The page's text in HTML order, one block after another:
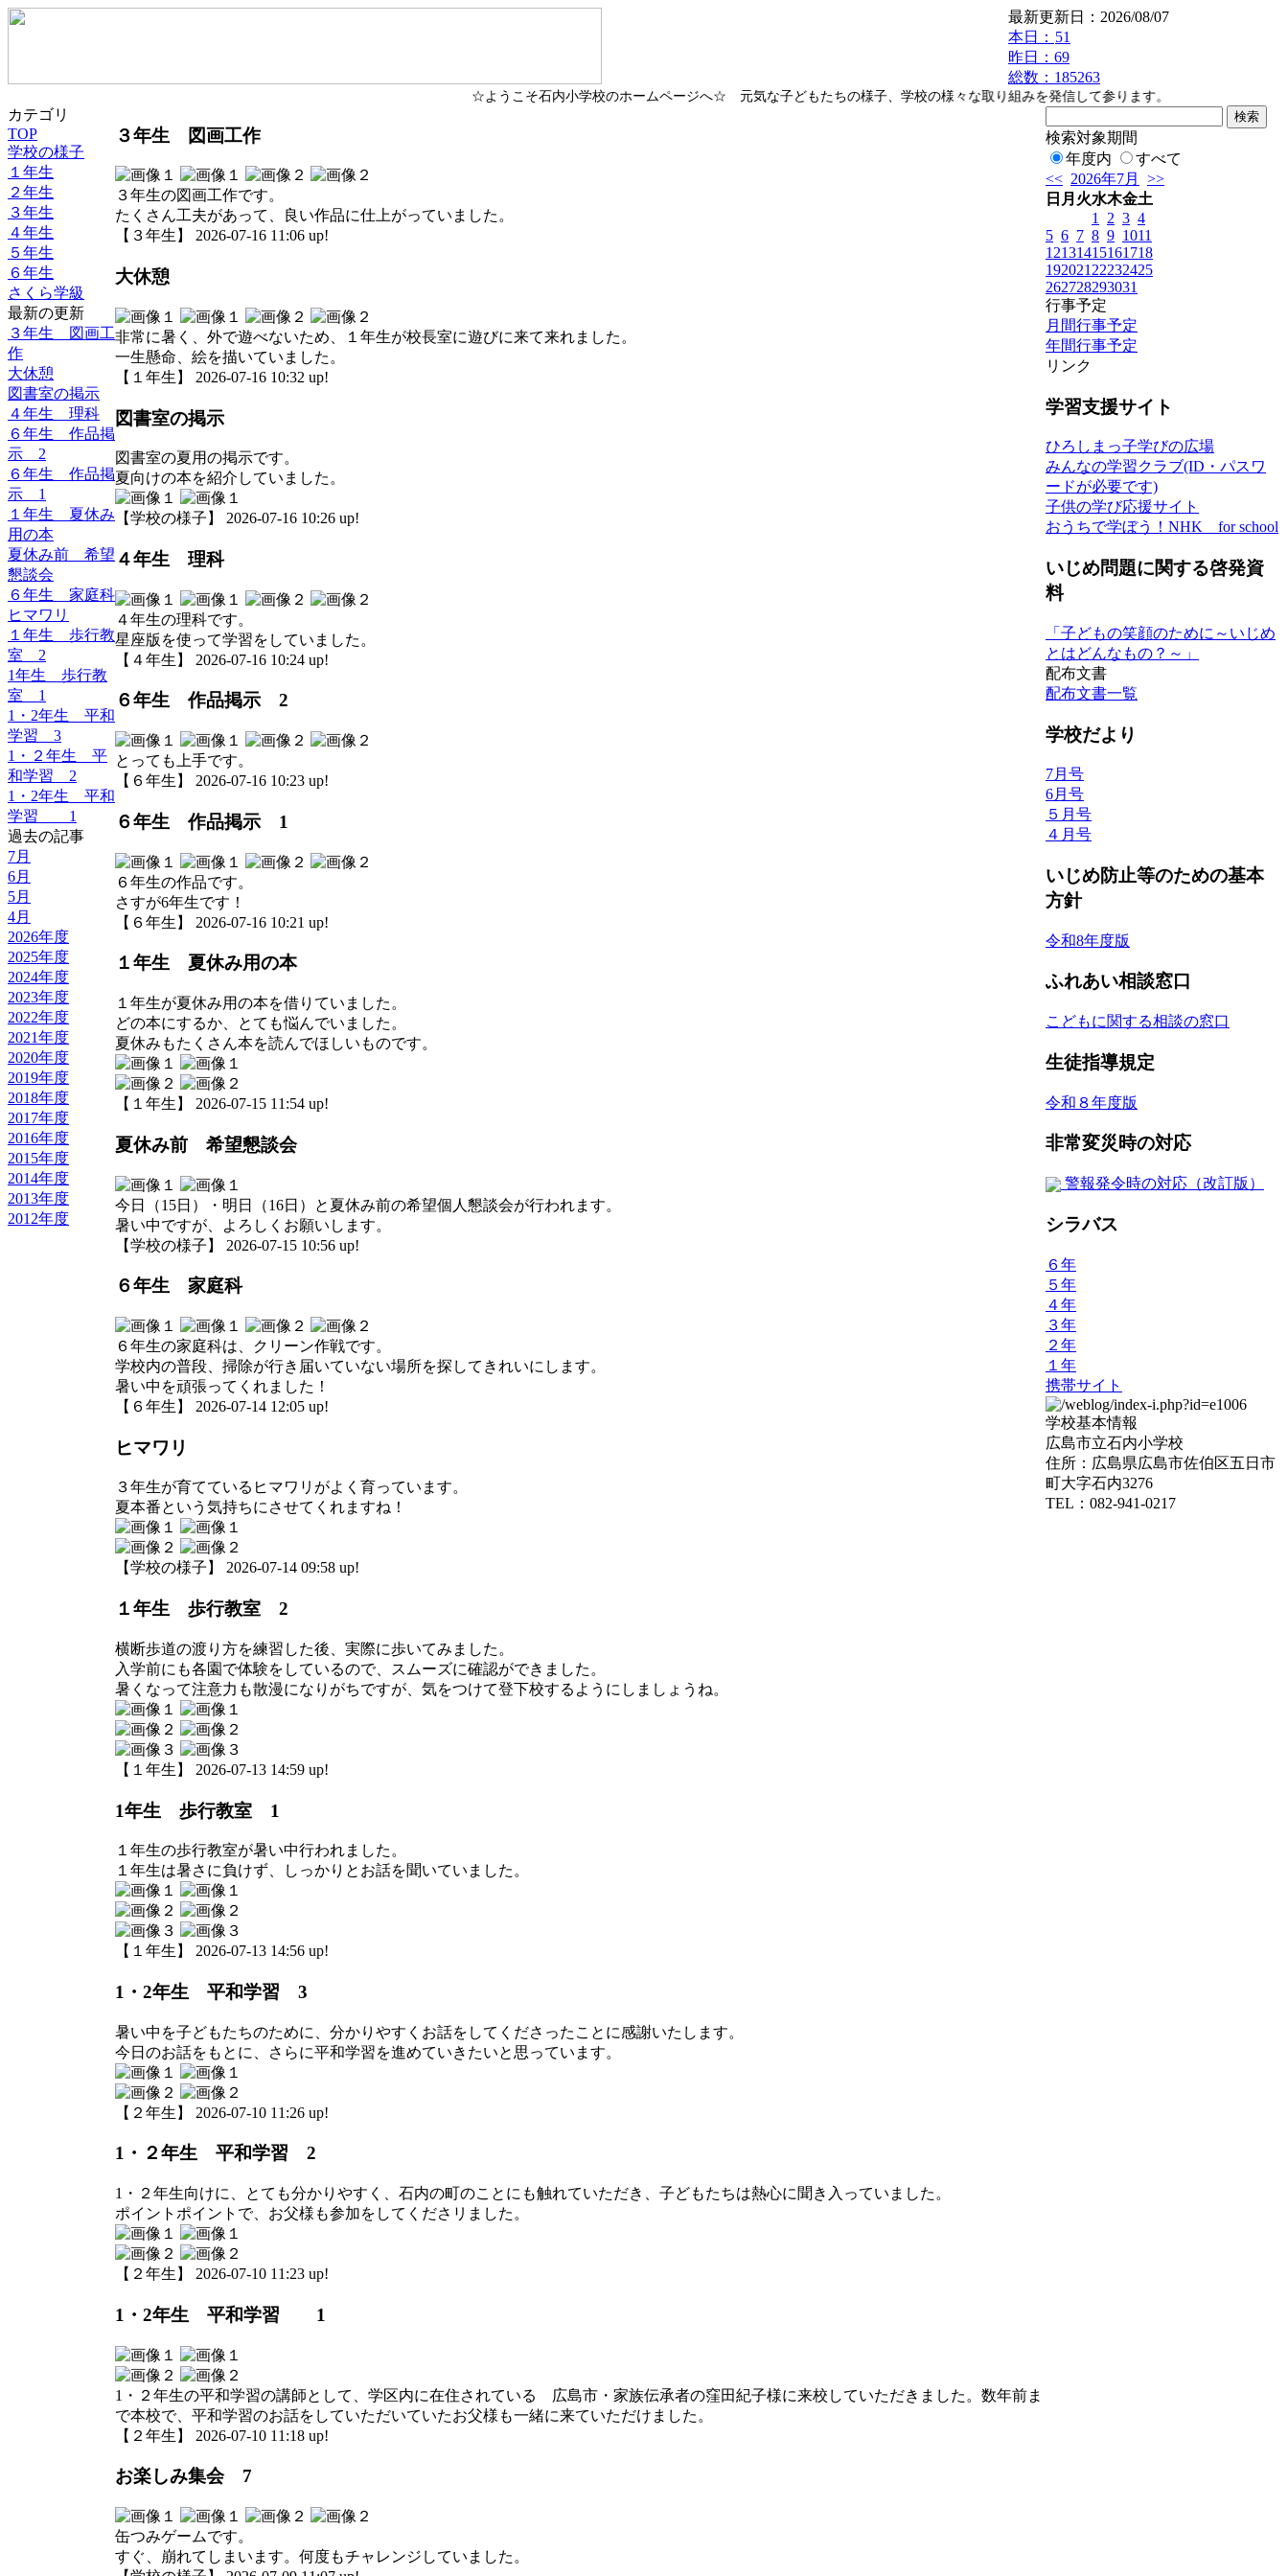
最新更新日：2026/08/07
本日： 51
昨日：69
総数：185263
☆ようこそ石内小学校のホームページへ☆ 元気な子どもたちの様子、学校の様々な取り組みを発信して参ります。
カテゴリ
TOP
学校の様子
１年生
２年生
３年生
４年生
５年生
６年生
さくら学級
最新の更新
３年生 図画工
作
大休憩
図書室の掲示
４年生 理科
６年生 作品掲
示 2
６年生 作品掲
示 1
１年生 夏休み
用の本
夏休み前 希望
懇談会
６年生 家庭科
ヒマワリ
１年生 歩行教
室 2
1年生 歩行教
室 1
1・2年生 平和
学習 3
1・２年生 平
和学習 2
1・2年生 平和
学習 1
過去の記事
7月
6月
5月
4月
2026年度
2025年度
2024年度
2023年度
2022年度
2021年度
2020年度
2019年度
2018年度
2017年度
2016年度
2015年度
2014年度
2013年度
2012年度
３年生 図画工作
３年生の図画工作です。
たくさん工夫があって、良い作品に仕上がっていました。
【３年生】 2026-07-16 11:06 up!
大休憩
非常に暑く、外で遊べないため、１年生が校長室に遊びに来て来れました。
一生懸命、絵を描いていました。
【１年生】 2026-07-16 10:32 up!
図書室の掲示
図書室の夏用の掲示です。
夏向けの本を紹介していました。
【学校の様子】 2026-07-16 10:26 up!
４年生 理科
４年生の理科です。
星座版を使って学習をしていました。
【４年生】 2026-07-16 10:24 up!
６年生 作品掲示 2
とっても上手です。
【６年生】 2026-07-16 10:23 up!
６年生 作品掲示 1
６年生の作品です。
さすが6年生です！
【６年生】 2026-07-16 10:21 up!
１年生 夏休み用の本
１年生が夏休み用の本を借りていました。
どの本にするか、とても悩んでいました。
夏休みもたくさん本を読んでほしいものです。
【１年生】 2026-07-15 11:54 up!
夏休み前 希望懇談会
今日（15日）・明日（16日）と夏休み前の希望個人懇談会が行われます。
暑い中ですが、よろしくお願いします。
【学校の様子】 2026-07-15 10:56 up!
６年生 家庭科
６年生の家庭科は、クリーン作戦です。
学校内の普段、掃除が行き届いていない場所を探してきれいにします。
暑い中を頑張ってくれました！
【６年生】 2026-07-14 12:05 up!
ヒマワリ
３年生が育てているヒマワリがよく育っています。
夏本番という気持ちにさせてくれますね！
【学校の様子】 2026-07-14 09:58 up!
１年生 歩行教室 2
横断歩道の渡り方を練習した後、実際に歩いてみました。
入学前にも各園で体験をしているので、スムーズに確認ができました。
暑くなって注意力も散漫になりがちですが、気をつけて登下校するようにしましょうね。
【１年生】 2026-07-13 14:59 up!
1年生 歩行教室 1
１年生の歩行教室が暑い中行われました。
１年生は暑さに負けず、しっかりとお話を聞いていました。
【１年生】 2026-07-13 14:56 up!
1・2年生 平和学習 3
暑い中を子どもたちのために、分かりやすくお話をしてくださったことに感謝いたします。
今日のお話をもとに、さらに平和学習を進めていきたいと思っています。
【２年生】 2026-07-10 11:26 up!
1・２年生 平和学習 2
1・２年生向けに、とても分かりやすく、石内の町のことにも触れていただき、子どもたちは熱心に聞き入っていました。
ポイントポイントで、お父様も参加をしてくださリました。
【２年生】 2026-07-10 11:23 up!
1・2年生 平和学習 1
1・２年生の平和学習の講師として、学区内に在住されている 広島市・家族伝承者の窪田紀子様に来校していただきました。数年前ま
で本校で、平和学習のお話をしていただいていたお父様も一緒に来ていただけました。
【２年生】 2026-07-10 11:18 up!
お楽しみ集会 7
缶つみゲームです。
すぐ、崩れてしまいます。何度もチャレンジしていました。
検索対象期間
年度内
すべて
<< 2026年7月
>>
日 月 火水木金土
1
2 3 4
5 6 7 8 9 1011
12131415161718
192021 22232425
262728293031
行事予定
月間行事予定
年間行事予定
リンク
学習支援サイト
ひろしまっ子学びの広場
みんなの学習クラブ(ID・パスワ
ードが必要です)
子供の学び応援サイト
おうちで学ぼう！NHK for school
いじめ問題に関する啓発資
料
「子どもの笑顔のために～いじめ
とはどんなもの？～」
配布文書
配布文書一覧
学校だより
7月号
6月号
５月号
４月号
いじめ防止等のための基本
方針
令和8年度版
ふれあい相談窓口
こどもに関する相談の窓口
生徒指導規定
令和８年度版
非常変災時の対応
警報発令時の対応（改訂版）
シラバス
６年
５年
４年
３年
２年
１年
携帯サイト
学校基本情報
広島市立石内小学校
住所：広島県広島市佐伯区五日市
町大字石内3276
TEL：082-941-0217